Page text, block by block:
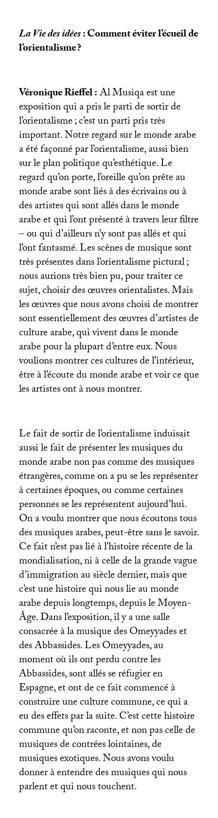
La Vie des idées: Comment éviter l’écueil de
l’orientalisme?
Véronique Rieffel :Al Musiqa est une
exposition qui a pris le parti de sortir de
l’orientalisme; c’est un parti pris très
important. Notre regard sur le monde arabe
a été façonné par l’orientalisme, aussi bien
sur le plan politique qu’esthétique. Le
regard qu’on porte, l’oreille qu’on prête au
monde arabe sont liés à des écrivains ou à
des artistes qui sont allés dans le monde
arabe et qui l’ont présenté à travers leur filtre
– ou qui d’ailleurs n’y sont pas allés et qui
l’ont fantasmé. Les scènes de musique sont
très présentes dans l’orientalisme pictural;
nous aurions très bien pu, pour traiter ce
sujet, choisir des œuvres orientalistes. Mais
les œuvres que nous avons choisi de montrer
sont essentiellement des œuvres d’artistes de
culture arabe, qui vivent dans le monde
arabe pour la plupart d’entre eux. Nous
voulions montrer ces cultures de l’intérieur,
être à l’écoute du monde arabe et voir ce que
les artistes ont à nous montrer.
Le fait de sortir de l’orientalisme induisait
aussi le fait de présenter les musiques du
monde arabe non pas comme des musiques
étrangères, comme on a pu se les représenter
à certaines époques, ou comme certaines
personnes se les représentent aujourd’hui.
On a voulu montrer que nous écoutons tous
des musiques arabes, peut-être sans le savoir.
Ce fait n’est pas lié à l’histoire récente de la
mondialisation, ni à celle de la grande vague
d’immigration au siècle dernier, mais que
c’est une histoire qui nous lie au monde
arabe depuis longtemps, depuis le Moyen-
Âge. Dans l’exposition, il y a une salle
consacrée à la musique des Omeyyades et
des Abbassides. Les Omeyyades, au
moment où ils ont perdu contre les
Abbassides, sont allés se réfugier en
Espagne, et ont de ce fait commencé à
construire une culture commune, ce qui a
eu des effets par la suite. C’est cette histoire
commune qu’on raconte, et non pas celle de
musiques de contrées lointaines, de
musiques exotiques. Nous avons voulu
donner à entendre des musiques qui nous
parlent et qui nous touchent.